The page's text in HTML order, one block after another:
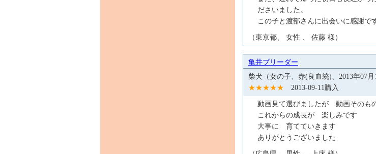
ださいました。
この子と渡部さんに出会いに感謝で
（東京都、 女性 、 佐藤 様）
亀井ブリーダー
柴犬（女の子、赤(良血統)、2013年07月
★★★★★ 2013-09-11購入
動画見て選びましたが 動画その
これからの成長が 楽しみです
大事に 育てていきます
ありがとうございました